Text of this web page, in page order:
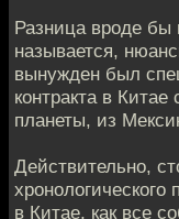
Разница вроде бы
называется,
вынужден был
контракта в
планеты, из
Действительно,
в Китае, как все